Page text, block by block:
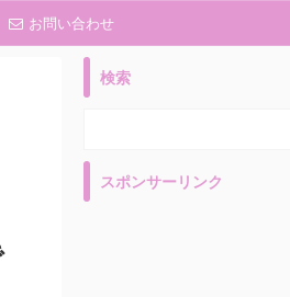
お問い合わせ
検索
スポンサーリンク